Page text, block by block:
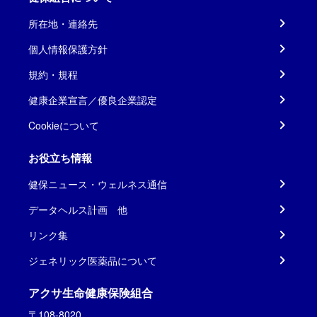
所在地・連絡先
個人情報保護方針
規約・規程
健康企業宣言／優良企業認定
Cookieについて
お役立ち情報
健保ニュース・ウェルネス通信
データヘルス計画 他
リンク集
ジェネリック医薬品について
アクサ生命健康保険組合
〒108-8020